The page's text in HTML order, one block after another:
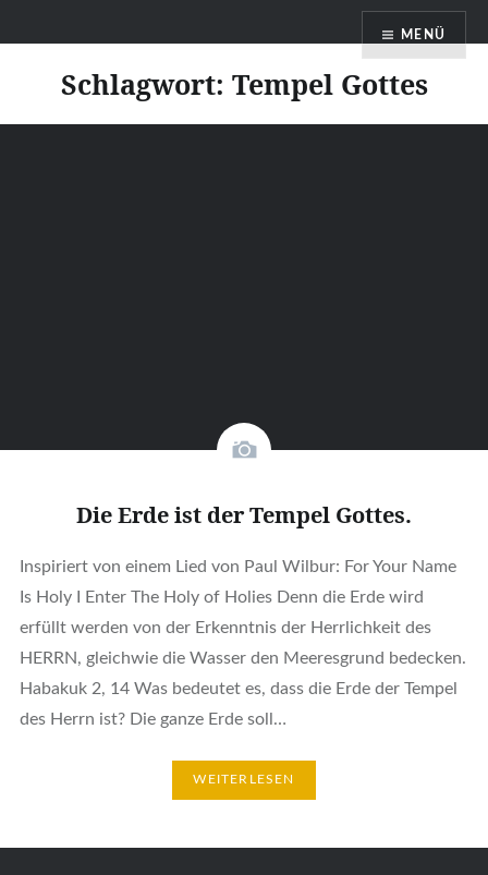
Faith Blog Deutsch MENÜ
Schlagwort: Tempel Gottes
Die Erde ist der Tempel Gottes.
Inspiriert von einem Lied von Paul Wilbur: For Your Name
Is Holy I Enter The Holy of Holies Denn die Erde wird
erfüllt werden von der Erkenntnis der Herrlichkeit des
HERRN, gleichwie die Wasser den Meeresgrund bedecken.
Habakuk 2, 14 Was bedeutet es, dass die Erde der Tempel
des Herrn ist? Die ganze Erde soll…
WEITERLESEN